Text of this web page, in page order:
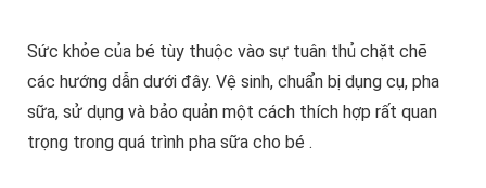
Sức khỏe của bé tùy thuộc vào sự tuân thủ chặt chẽ
các hướng dẫn dưới đây. Vệ sinh, chuẩn bị dụng cụ, pha
sữa, sử dụng và bảo quản một cách thích hợp rất quan
trọng trong quá trình pha sữa cho bé .